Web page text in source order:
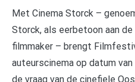
Met Cinema Storck –
Storck, als eerbetoon aan
filmmaker – brengt
auteurscinema op datum
de vraag van de cinefiele